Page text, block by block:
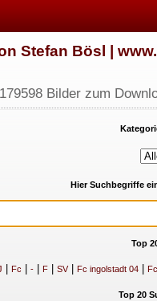
Stefan Bösl |
Bilder zum
Hier Suchbegriffe
Top
Fc -| F| SV| Fc ingolstadt 04|
Top 20